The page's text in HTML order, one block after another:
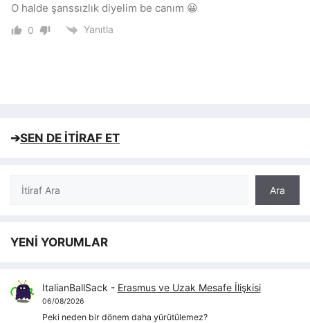
O halde şanssızlık diyelim be canım 😀
0 Yanıtla
➔SEN DE İTİRAF ET
Ara
Ara
YENİ YORUMLAR
ItalianBallSack - Erasmus ve Uzak Mesafe İlişkisi
06/08/2026
Peki neden bir dönem daha yürütülemez?